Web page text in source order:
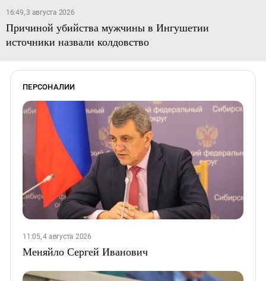
16:49, 3 августа 2026
Причиной убийства мужчины в Ингушетии
источники назвали колдовство
ПЕРСОНАЛИИ
11:05, 4 августа 2026
Меняйло Сергей Иванович